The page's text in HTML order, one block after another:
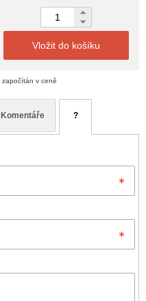
Vložit do košíku
započítán v ceně
Komentáře ?